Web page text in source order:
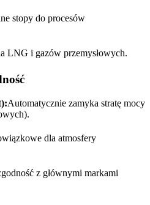
stopy do procesów
LNG i gazów przemysłowych.
Automatycznie zamyka stratę mocy
dla atmosfery
z głównymi markami